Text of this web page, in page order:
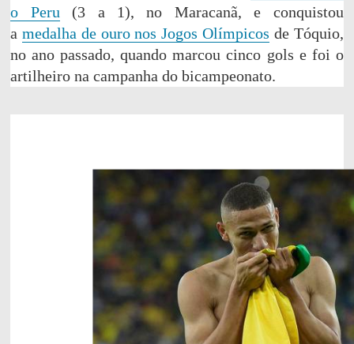
o Peru (3 a 1), no Maracanã, e conquistou
amedalha de ouro nos Jogos Olímpicos de Tóquio,
no ano passado, quando marcou cinco gols e foi o
artilheiro na campanha do bicampeonato.